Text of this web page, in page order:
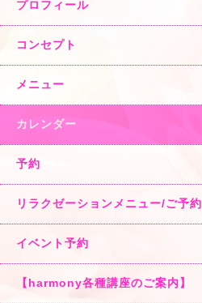
プロフィール
コンセプト
メニュー
カレンダー
予約
リラクゼーションメニュー/ご予約
イベント予約
【harmony各種講座のご案内】